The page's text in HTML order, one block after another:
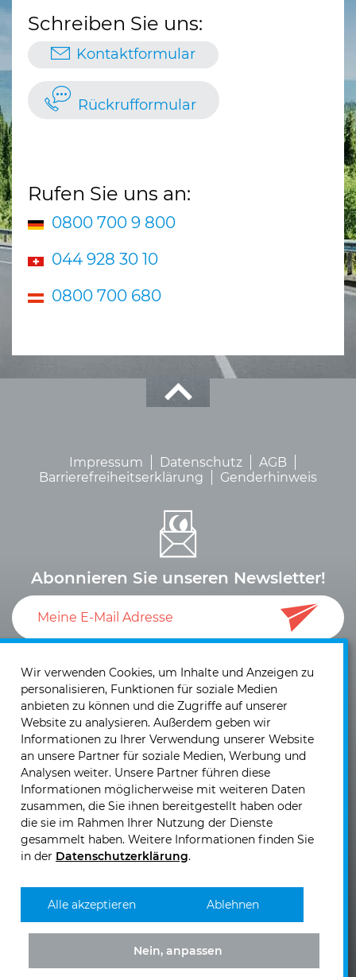
Schreiben Sie uns:
Kontaktformular
Rückrufformular
Rufen Sie uns an:
0800 700 9 800
044 928 30 10
0800 700 680
Impressum Datenschutz
AGB
Barrierefreiheitserklärung
Genderhinweis
Abonnieren Sie unseren Newsletter!
Einwilligung zum Versand von Neuigkeiten und
Informationen.
KIRCHHOFF Mobility GmbH & Co. KG
Josef Sandhofer Straße 9b
2000 Stockerau - Österreich
Telefon: +43 (0)2262 - 717 00
MobilityMobility
KIRCHHOFF
Mobility
KIRCHHOFF
Mobility
Wir verwenden Cookies, um Inhalte und Anzeigen zu
personalisieren, Funktionen für soziale Medien
anbieten zu können und die Zugriffe auf unserer
Website zu analysieren. Außerdem geben wir
Informationen zu Ihrer Verwendung unserer Website
an unsere Partner für soziale Medien, Werbung und
Analysen weiter. Unsere Partner führen diese
Informationen möglicherweise mit weiteren Daten
zusammen, die Sie ihnen bereitgestellt haben oder
die sie im Rahmen Ihrer Nutzung der Dienste
gesammelt haben. Weitere Informationen finden Sie
in der Datenschutzerklärung.
Nein, anpassen
Ablehnen
Alle akzeptieren